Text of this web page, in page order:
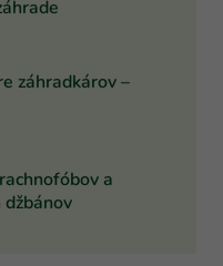
záhradkárov –
a